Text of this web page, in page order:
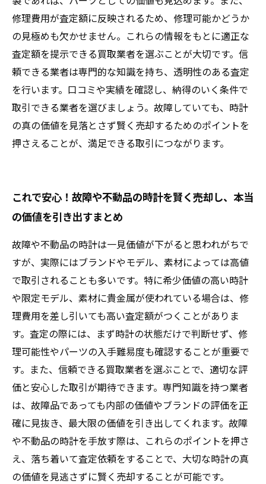
修理費用が査定額に反映されるため、修理可能かどうか
の見極めも欠かせません。これらの情報をもとに適正な
査定額を提示できる買取業者を選ぶことが大切です。信
頼できる業者は専門的な知識を持ち、透明性のある査定
を行います。口コミや実績を確認し、納得のいく条件で
取引できる業者を選びましょう。故障していても、時計
の真の価値を見落とさず賢く売却するためのポイントを
押さえることが、満足できる取引につながります。
これで安心！故障や不動品の時計を賢く売却し、本当
の価値を引き出すまとめ
故障や不動品の時計は一見価値が下がると思われがちで
すが、実際にはブランドやモデル、素材によっては高値
で取引されることも多いです。特に希少価値の高い時計
や限定モデル、素材に貴金属が使われている場合は、修
理費用を差し引いても高い査定額がつくことがありま
す。査定の際には、まず時計の状態だけで判断せず、修
理可能性やパーツの入手難易度も確認することが重要で
す。また、信頼できる買取業者を選ぶことで、適切な評
価と安心した取引が期待できます。専門知識を持つ業者
は、故障品であっても内部の価値やブランドの評価を正
確に見抜き、最大限の価値を引き出してくれます。故障
や不動品の時計を手放す際は、これらのポイントを押さ
え、落ち着いて査定依頼をすることで、大切な時計の真
の価値を見逃さずに賢く売却することが可能です。